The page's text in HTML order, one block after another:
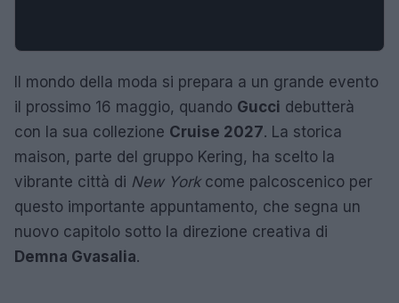
Il mondo della moda si prepara a un grande evento
il prossimo 16 maggio, quando Gucci debutterà
con la sua collezione Cruise 2027. La storica
maison, parte del gruppo Kering, ha scelto la
vibrante città di New Yorkcome palcoscenico per
questo importante appuntamento, che segna un
nuovo capitolo sotto la direzione creativa di
Demna Gvasalia.